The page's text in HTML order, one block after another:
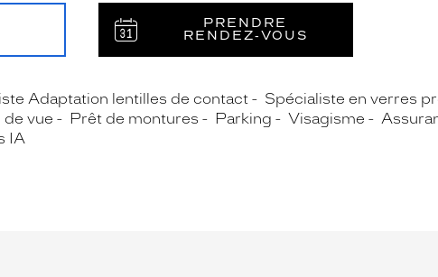
PRENDRE
RENDEZ‑VOUS
Adaptation lentilles de contact Spécialiste en verres
de vue Prêt de montures Parking Visagisme
IA